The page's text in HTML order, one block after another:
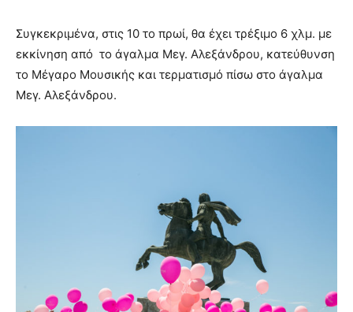
Συγκεκριμένα, στις 10 το πρωί, θα έχει τρέξιμο 6 χλμ. με
εκκίνηση από το άγαλμα Μεγ. Αλεξάνδρου, κατεύθυνση
το Μέγαρο Μουσικής και τερματισμό πίσω στο άγαλμα
Μεγ. Αλεξάνδρου.